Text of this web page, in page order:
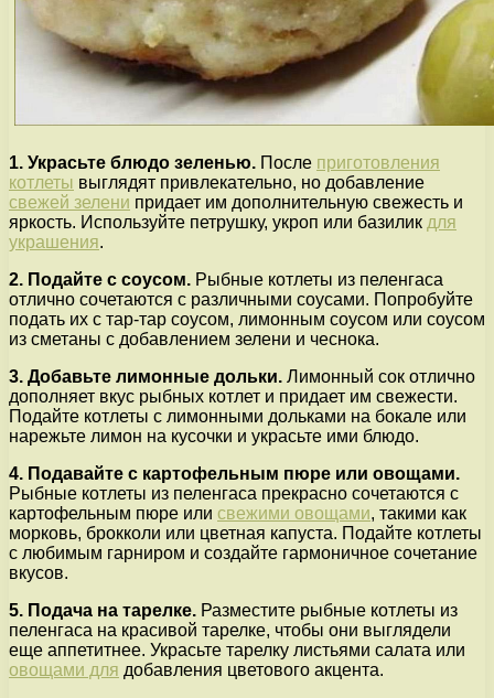
1. Украсьте блюдо зеленью. После приготовления
котлеты выглядят привлекательно, но добавление
свежей зелени придает им дополнительную свежесть и
яркость. Используйте петрушку, укроп или базилик для
украшения.
2. Подайте с соусом. Рыбные котлеты из пеленгаса
отлично сочетаются с различными соусами. Попробуйте
подать их с тар-тар соусом, лимонным соусом или соусом
из сметаны с добавлением зелени и чеснока.
3. Добавьте лимонные дольки. Лимонный сок отлично
дополняет вкус рыбных котлет и придает им свежести.
Подайте котлеты с лимонными дольками на бокале или
нарежьте лимон на кусочки и украсьте ими блюдо.
4. Подавайте с картофельным пюре или овощами.
Рыбные котлеты из пеленгаса прекрасно сочетаются с
картофельным пюре или свежими овощами, такими как
морковь, брокколи или цветная капуста. Подайте котлеты
с любимым гарниром и создайте гармоничное сочетание
вкусов.
5. Подача на тарелке. Разместите рыбные котлеты из
пеленгаса на красивой тарелке, чтобы они выглядели
еще аппетитнее. Украсьте тарелку листьями салата или
овощами для добавления цветового акцента.